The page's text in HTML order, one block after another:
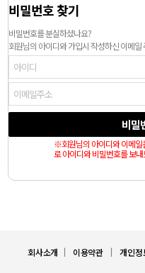
비밀번호 찾기
비밀번호를 분실하셨나요?
회원님의 아이디와 가입시 작성하신 이메일
비밀
※회원님의 아이디와 이메일
로 아이디와 비밀번호를 보
회사소개 ㅣ 이용약관 ㅣ 개인정